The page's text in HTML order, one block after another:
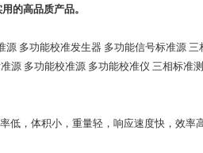
的高品质产品。
多功能校准发生器 多功能信号标准源
源 多功能校准源 多功能校准仪 三相标准
低，体积小，重量轻，响应速度快，效率